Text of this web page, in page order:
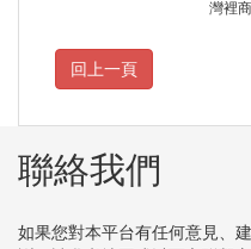
灣裡
聯絡我們
如果您對本平台有任何意見、